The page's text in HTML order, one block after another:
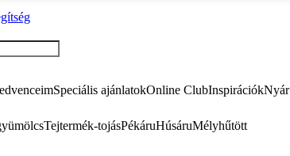
Speciális ajánlatokOnline ClubInspirációkNyár
Tejtermék-tojásPékáruHúsáruMélyhűtött